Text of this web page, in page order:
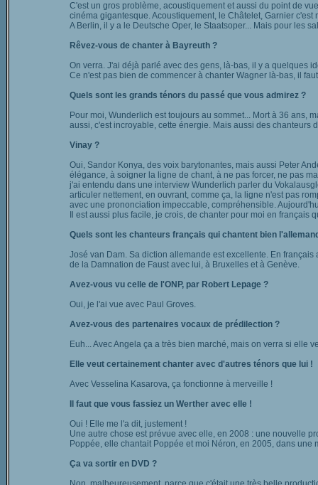
C'est un gros problème, acoustiquement et aussi du point de
cinéma gigantesque. Acoustiquement, le Châtelet, Garnier c'est
A Berlin, il y a le Deutsche Oper, le Staatsoper... Mais pour les
Rêvez-vous de chanter à Bayreuth ?
On verra. J'ai déjà parlé avec des gens, là-bas, il y a quelques
Ce n'est pas bien de commencer à chanter Wagner là-bas, il
Quels sont les grands ténors du passé que vous admirez ?
Pour moi, Wunderlich est toujours au sommet... Mort à 36 ans,
aussi, c'est incroyable, cette énergie. Mais aussi des chanteurs
Vinay ?
Oui, Sandor Konya, des voix barytonantes, mais aussi Peter
élégance, à soigner la ligne de chant, à ne pas forcer, ne pas
j'ai entendu dans une interview Wunderlich parler du
articuler nettement, en ouvrant, comme ça, la ligne n'est pas
avec une prononciation impeccable, compréhensible.
Il est aussi plus facile, je crois, de chanter pour moi en
Quels sont les chanteurs français qui chantent bien
José van Dam. Sa diction allemande est excellente. En
de la Damnation de Faust avec lui, à Bruxelles et à Genève.
Avez-vous vu celle de l'ONP, par Robert Lepage ?
Oui, je l'ai vue avec Paul Groves.
Avez-vous des partenaires vocaux de prédilection ?
Euh... Avec Angela ça a très bien marché, mais on verra si elle
Elle veut certainement chanter avec d'autres ténors que lui !
Avec Vesselina Kasarova, ça fonctionne à merveille !
Il faut que vous fassiez un Werther avec elle !
Oui ! Elle me l'a dit, justement !
Une autre chose est prévue avec elle, en 2008 : une nouvelle
Poppée, elle chantait Poppée et moi Néron, en 2005, dans une
Ça va sortir en DVD ?